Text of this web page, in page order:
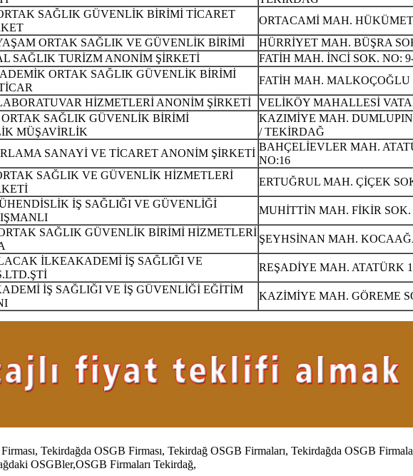
SAĞLIK GÜVENLİK BİRİMİ TİCARET
ORTACAMİ MAH.
ORTAK SAĞLIK VE GÜVENLİK BİRİMİ HÜRRİYET MAH. BÜŞRA
SAĞLIK TURİZM ANONİM ŞİRKETİ FATİH MAH. İNCİ SOK. NO:
ORTAK SAĞLIK GÜVENLİK BİRİMİ
FATİH MAH. MALKOÇOĞLU
HİZMETLERİ ANONİM ŞİRKETİ VELİKÖY MAHALLESİ
SAĞLIK GÜVENLİK BİRİMİ
MÜŞAVİRLİK
KAZIMİYE MAH.
/ TEKİRDAĞ
SANAYİ VE TİCARET ANONİM ŞİRKETİ
BAHÇELİEVLER MAH.
NO:16
SAĞLIK VE GÜVENLİK HİZMETLERİ
ERTUĞRUL MAH. ÇİÇEK
İŞ SAĞLIĞI VE GÜVENLİĞİ
MUHİTTİN MAH. FİKİR SOK.
SAĞLIK GÜVENLİK BİRİMİ HİZMETLERİ
ŞEYHSİNAN MAH.
İLKEAKADEMİ İŞ SAĞLIĞI VE
REŞADİYE MAH. ATATÜRK
İŞ SAĞLIĞI VE İŞ GÜVENLİĞİ EĞİTİM
KAZİMİYE MAH. GÖREME
Tekirdağda OSGB Firması, Tekirdağ OSGB Firmaları, Tekirdağda OSGB
OSGBler,OSGB Firmaları Tekirdağ,